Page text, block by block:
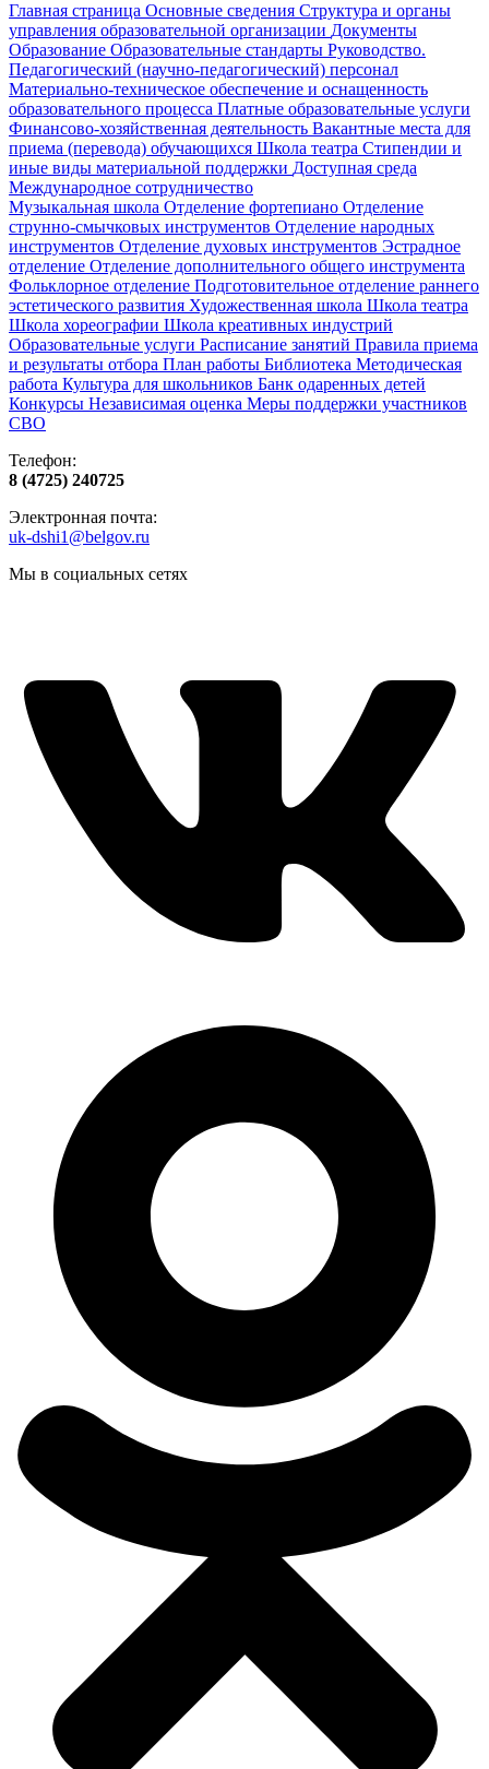
Главная страница Основные сведения Структура и органы
управления образовательной организации Документы
Образование Образовательные стандарты Руководство.
Педагогический (научно-педагогический) персонал
Материально-техническое обеспечение и оснащенность
образовательного процесса Платные образовательные услуги
Финансово-хозяйственная деятельность Вакантные места для
приема (перевода) обучающихся Школа театра Стипендии и
иные виды материальной поддержки Доступная среда
Международное сотрудничество
Музыкальная школа Отделение фортепиано Отделение
струнно-смычковых инструментов Отделение народных
инструментов Отделение духовых инструментов Эстрадное
отделение Отделение дополнительного общего инструмента
Фольклорное отделение Подготовительное отделение раннего
эстетического развития Художественная школа Школа‌‌‌‌ театра
Школа хореографии Школа креативных индустрий
Образовательные услуги Расписание занятий Правила приема
и результаты отбора План работы Библиотека Методическая
работа Культура для школьников Банк одаренных детей
Конкурсы Независимая оценка Меры поддержки участников
СВО
Телефон:
8 (4725) 240725
Электронная почта:
uk-dshi1@belgov.ru
Мы в социальных сетях